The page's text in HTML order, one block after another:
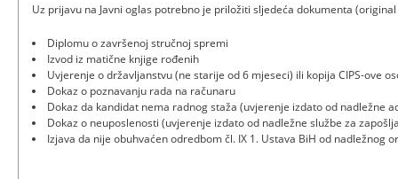
Uz prijavu na Javni oglas potrebno je priložiti sljedeća dokumenta
Diplomu o završenoj stručnoj spremi
Izvod iz matične knjige rođenih
Uvjerenje o državljanstvu (ne starije od 6 mjeseci) ili kopija CIPS-ove
Dokaz o poznavanju rada na računaru
Dokaz da kandidat nema radnog staža (uvjerenje izdato od nadležne
Dokaz o neuposlenosti (uvjerenje izdato od nadležne službe za
Izjava da nije obuhvaćen odredbom čl. IX 1. Ustava BiH od nadležnog